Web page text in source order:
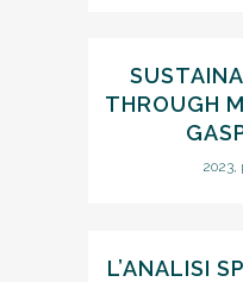
THROUGH
L’ANALISI